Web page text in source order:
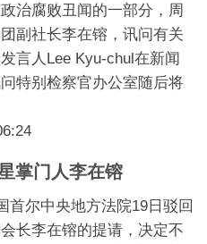
治腐败丑闻的一部分，周
副社长李在镕，讯问有关
言人Lee Kyu-chul在新闻
特别检察官办公室随后将
掌门人李在镕
首尔中央地方法院19日驳回
长李在镕的提请，决定不